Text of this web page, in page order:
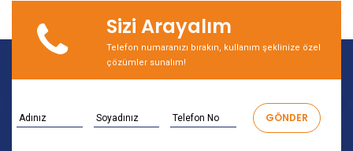
Sizi Arayalım
Telefon numaranızı bırakın, kullanım şeklinize özel
çözümler sunalım!